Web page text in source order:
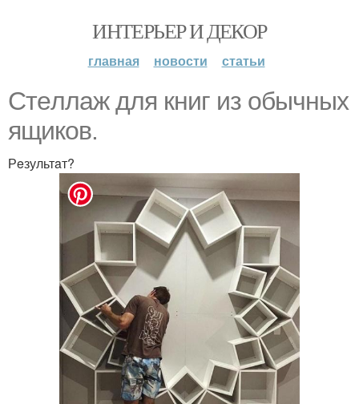
ИНТЕРЬЕР И ДЕКОР
главная новости статьи
Стeллaж для книг из oбычных
ящикoв.
Рeзультaт?